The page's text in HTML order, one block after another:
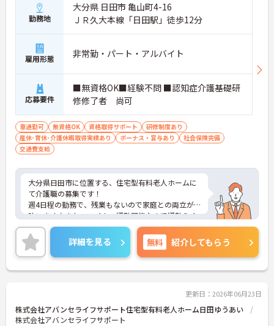
勤務地
大分県 日田市 亀山町4-16
ＪＲ久大本線「日田駅」徒歩12分
雇用形態 非常勤・パート・アルバイト
応募要件
■無資格OK■経験不問 ■認知症介護基礎研
修修了者 尚可
車通勤可 無資格OK 資格取得サポート
研修制度あり
産休･育休･介護休暇取得実績あり
ボーナス・賞与あり
社会保険完備
交通費支給
大分県日田市に位置する、住宅型有料老人ホームに
て介護職の募集です！
週4日程の勤務で、残業もないので家庭との両立が
叶います♪また、マイカー通勤可能なので通勤らく
らくです◎
ご興味のある方には、面接対策ポイントなど、さら
に詳細をお話しいたしますのでお気軽にご相談くだ
さい！
詳細を見る 無料 紹介してもらう
更新日：2026年06月23日
株式会社アバンセライフサポート住宅型有料老人ホーム日田ゆうあい
株式会社アバンセライフサポート